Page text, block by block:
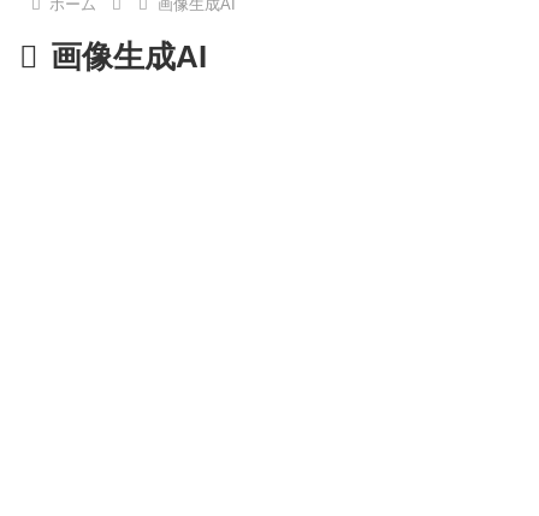
ホーム 画像生成AI
画像生成AI